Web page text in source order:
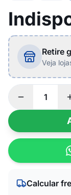
Retire
Veja
Calcular